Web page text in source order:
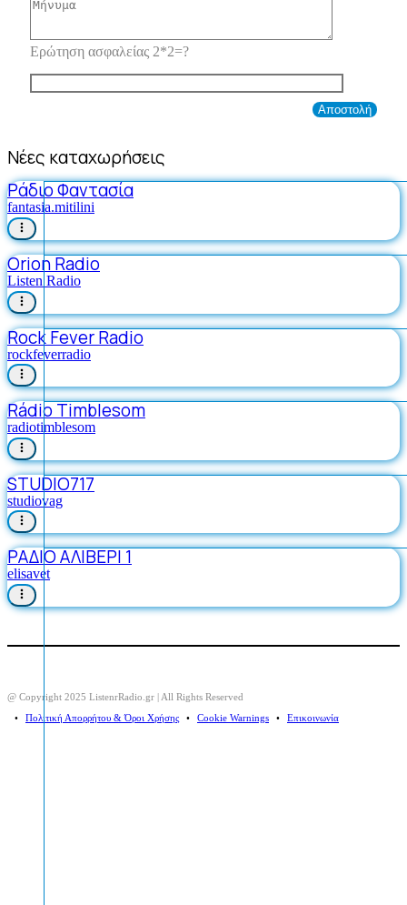
Ερώτηση ασφαλείας 2*2=?
Νέες καταχωρήσεις
Ράδιο Φαντασία
fantasia.mitilini
Orion Radio
Listen Radio
Rock Fever Radio
rockfeverradio
Rádio Timblesom
radiotimblesom
STUDIO717
studiovag
ΡΑΔΙΟ ΑΛΙΒΕΡΙ 1
elisavet
@ Copyright 2025 ListenrRadio.gr | All Rights Reserved
⠀•⠀ Πολιτική Απορρήτου & Όροι Χρήσης ⠀•⠀ Cookie Warnings ⠀•⠀ Επικοινωνία